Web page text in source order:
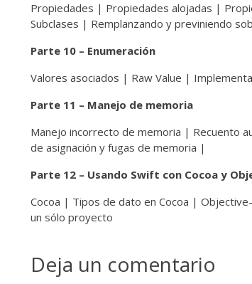
Propiedades | Propiedades alojadas |
Subclases | Remplanzando y previniendo
Parte 10 – Enumeración
Valores asociados | Raw Value |
Parte 11 – Manejo de memoria
Manejo incorrecto de memoria | Recuento
de asignación y fugas de memoria |
Parte 12 – Usando Swift con Cocoa y
Cocoa | Tipos de dato en Cocoa |
un sólo proyecto
Deja un comentario